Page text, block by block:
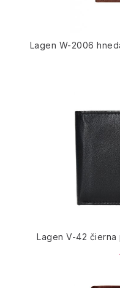
Lagen W-2006
Lagen V-42